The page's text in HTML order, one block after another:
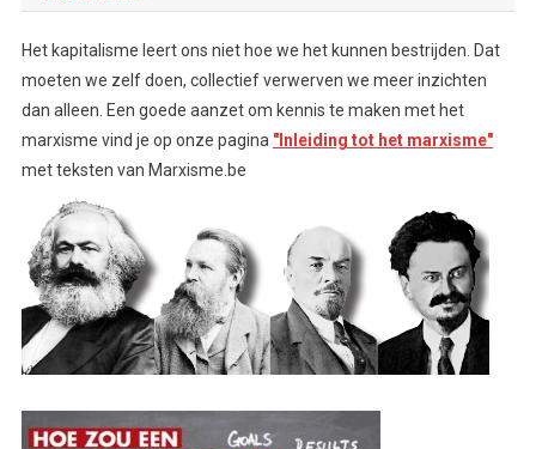
Het kapitalisme leert ons niet hoe we het kunnen bestrijden. Dat
moeten we zelf doen, collectief verwerven we meer inzichten
dan alleen. Een goede aanzet om kennis te maken met het
marxisme vind je op onze pagina "Inleiding tot het marxisme"
met teksten van Marxisme.be